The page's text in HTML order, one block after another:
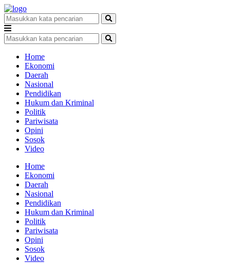
Home
Ekonomi
Daerah
Nasional
Pendidikan
Hukum dan Kriminal
Politik
Pariwisata
Opini
Sosok
Video
Home
Ekonomi
Daerah
Nasional
Pendidikan
Hukum dan Kriminal
Politik
Pariwisata
Opini
Sosok
Video